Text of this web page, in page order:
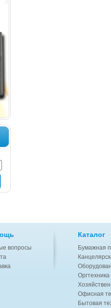
вопросы
Каталог
Бумажная
Офисная
Бытовая